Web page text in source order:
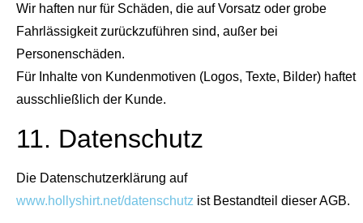
Wir haften nur für Schäden, die auf Vorsatz oder grobe
Fahrlässigkeit zurückzuführen sind, außer bei
Personenschäden.
Für Inhalte von Kundenmotiven (Logos, Texte, Bilder) haftet
ausschließlich der Kunde.
11. Datenschutz
Die Datenschutzerklärung auf
www.hollyshirt.net/datenschutz ist Bestandteil dieser AGB.